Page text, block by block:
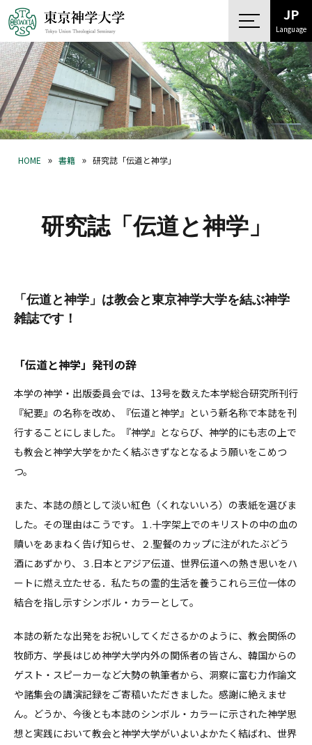
JP
Language
HOME » 書籍 » 研究誌「伝道と神学」
研究誌「伝道と神学」
「伝道と神学」は教会と東京神学大学を結ぶ神学
雑誌です！
「伝道と神学」発刊の辞
本学の神学・出版委員会では、13号を数えた本学総合研究所刊行
『紀要』の名称を改め、『伝道と神学』という新名称で本誌を刊
行することにしました。『神学』とならび、神学的にも志の上で
も教会と神学大学をかたく結ぶきずなとなるよう願いをこめつ
つ。
また、本誌の顔として淡い紅色（くれないいろ）の表紙を選びま
した。その理由はこうです。１.十字架上でのキリストの中の血の
贖いをあまねく告げ知らせ、２.聖餐のカップに注がれたぶどう
酒にあずかり、３.日本とアジア伝道、世界伝道への熱き思いをハ
ートに燃え立たせる．私たちの霊的生活を養うこれら三位一体の
結合を指し示すシンボル・カラーとして。
本誌の新たな出発をお祝いしてくださるかのように、教会関係の
牧師方、学長はじめ神学大学内外の関係者の皆さん、韓国からの
ゲスト・スピーカーなど大勢の執筆者から、洞察に富む力作論文
や諸集会の講演記録をご寄稿いただきました。感謝に絶えませ
ん。どうか、今後とも本誌のシンボル・カラーに示された神学思
想と実践において教会と神学大学がいよいよかたく結ばれ、世界